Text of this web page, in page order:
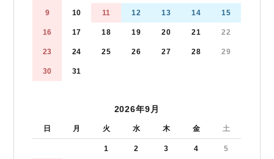
9 10 11 12 13 14 15
16 17 18 19 20 21 22
23 24 25 26 27 28 29
30 31
2026年9月
日 月 火 水 木 金 土
1 2 3 4 5